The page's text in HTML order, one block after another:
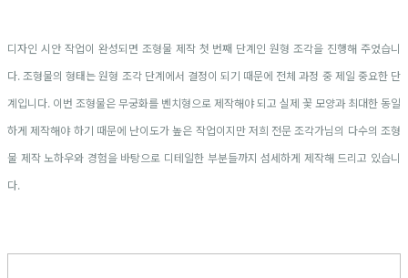
디자인 시안 작업이 완성되면 조형물 제작 첫 번째 단계인 원형 조각을 진행해 주었습니
다. 조형물의 형태는 원형 조각 단계에서 결정이 되기 때문에 전체 과정 중 제일 중요한 단
계입니다. 이번 조형물은 무궁화를 벤치형으로 제작해야 되고 실제 꽃 모양과 최대한 동일
하게 제작해야 하기 때문에 난이도가 높은 작업이지만 저희 전문 조각가님의 다수의 조형
물 제작 노하우와 경험을 바탕으로 디테일한 부분들까지 섬세하게 제작해 드리고 있습니
다.